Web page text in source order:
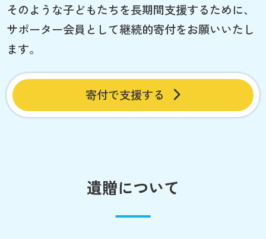
そのような子どもたちを長期間支援するために、
サポーター会員として継続的寄付をお願いいたし
ます。
寄付で支援する
遺贈について